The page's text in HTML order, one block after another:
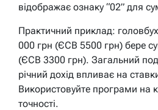
відображає ознаку “02” для
Практичний приклад:
000 грн (ЄСВ 5500 грн) бере
(ЄСВ 3300 грн). Загальний
річний дохід впливає на
Використовуйте програми на
точності.